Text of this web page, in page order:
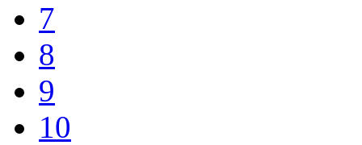
7
8
9
10